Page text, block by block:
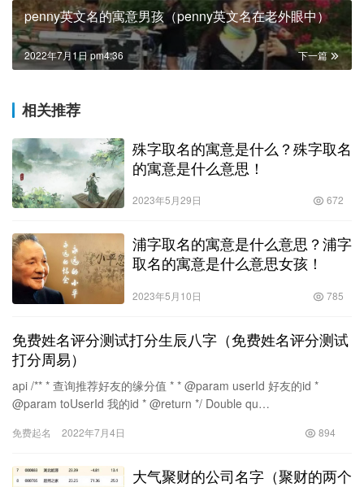
penny英文名的寓意男孩（penny英文名在老外眼中）
下一篇
2022年7月1日 pm4:36
相关推荐
殊字取名的寓意是什么？殊字取名
的寓意是什么意思！
2023年5月29日 672
浦字取名的寓意是什么意思？浦字
取名的寓意是什么意思女孩！
2023年5月10日 785
免费姓名评分测试打分生辰八字（免费姓名评分测试
打分周易）
api /** * 查询推荐好友的缘分值 * * @param userId 好友的id *
@param toUserId 我的id * @return */ Double qu…
免费起名 2022年7月4日 894
大气聚财的公司名字（聚财的两个